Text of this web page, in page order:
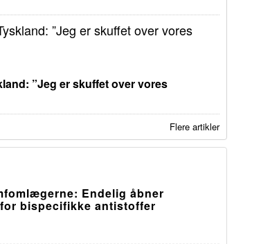
”Jeg er skuffet over vores
Flere artikler
Endelig åbner
bispecifikke antistoffer